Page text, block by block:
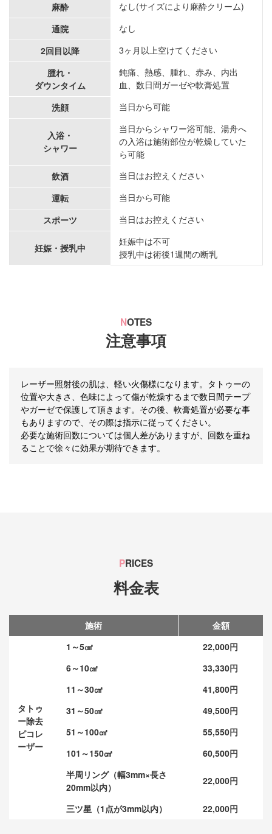
麻酔
なし(サイズにより麻酔クリーム)
通院
なし
2回目以降
3ヶ月以上空けてください
腫れ・
ダウンタイム
鈍痛、熱感、腫れ、赤み、内出
血、数日間ガーゼや軟膏処置
洗顔
当日から可能
入浴・
シャワー
当日からシャワー浴可能、湯舟へ
の入浴は施術部位が乾燥していた
ら可能
飲酒
当日はお控えください
運転
当日から可能
スポーツ
当日はお控えください
妊娠・授乳中
妊娠中は不可
授乳中は術後1週間の断乳
NOTES
注意事項
レーザー照射後の肌は、軽い火傷様になります。タトゥーの
位置や大きさ、色味によって傷が乾燥するまで数日間テープ
やガーゼで保護して頂きます。その後、軟膏処置が必要な事
もありますので、その際は指示に従ってください。
必要な施術回数については個人差がありますが、回数を重ね
ることで徐々に効果が期待できます。
PRICES
料金表
施術 金額
タトゥ
ー除去
ピコレ
ーザー
1～5㎠
22,000円
6～10㎠
33,330円
11～30㎠
41,800円
31～50㎠
49,500円
51～100㎠
55,550円
101～150㎠
60,500円
半周リング（幅3mm×長さ
20mm以内）
22,000円
三ツ星（1点が3mm以内） 22,000円